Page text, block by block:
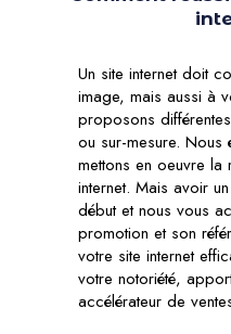
Un site internet doit
image, mais aussi à
proposons
ou sur-mesure.
mettons en oeuvre la
internet. Mais avoir
début et nous vous
promotion et son
votre site internet
votre notoriété,
accélérateur de